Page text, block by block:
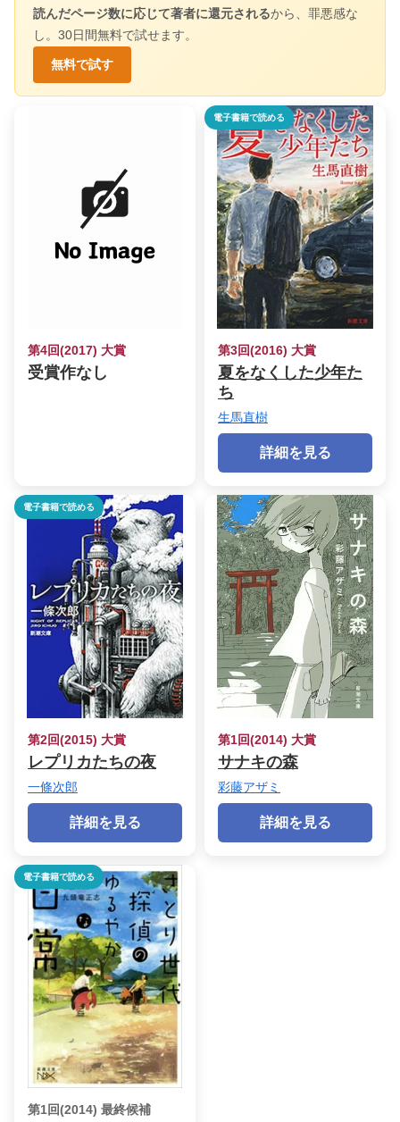
読んだページ数に応じて著者に還元されるから、罪悪感な
し。30日間無料で試せます。
無料で試す
第4回(2017) 大賞
受賞作なし
電子書籍で読める
第3回(2016) 大賞
夏をなくした少年た
ち
生馬直樹
詳細を見る
電子書籍で読める
第2回(2015) 大賞
レプリカたちの夜
一條次郎
詳細を見る
第1回(2014) 大賞
サナキの森
彩藤アザミ
詳細を見る
電子書籍で読める
第1回(2014) 最終候補